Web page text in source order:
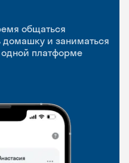
общаться
домашку и заниматься
платформе
новые слова где
практики
с преподавателями